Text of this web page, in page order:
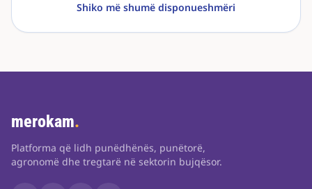
Shiko më shumë disponueshmëri
merokam.
Platforma që lidh punëdhënës, punëtorë,
agronomë dhe tregtarë në sektorin bujqësor.